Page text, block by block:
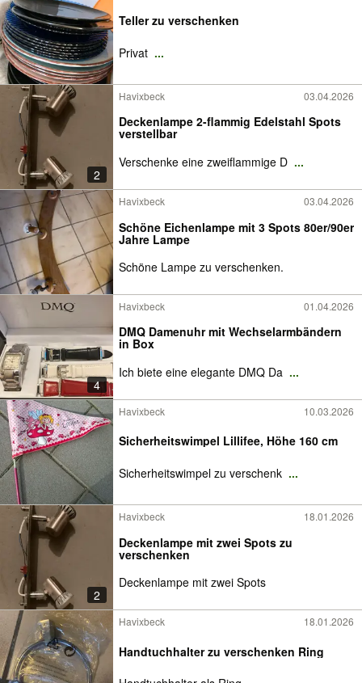
Teller zu verschenken
Privat ...
2
Havixbeck 03.04.2026
Deckenlampe 2-flammig Edelstahl Spots
verstellbar
Verschenke eine zweiflammige D ...
Havixbeck 03.04.2026
Schöne Eichenlampe mit 3 Spots 80er/90er
Jahre Lampe
Schöne Lampe zu verschenken.
4
Havixbeck 01.04.2026
DMQ Damenuhr mit Wechselarmbändern
in Box
Ich biete eine elegante DMQ Da ...
Havixbeck 10.03.2026
Sicherheitswimpel Lillifee, Höhe 160 cm
Sicherheitswimpel zu verschenk ...
2
Havixbeck 18.01.2026
Deckenlampe mit zwei Spots zu
verschenken
Deckenlampe mit zwei Spots
Havixbeck 18.01.2026
Handtuchhalter zu verschenken Ring